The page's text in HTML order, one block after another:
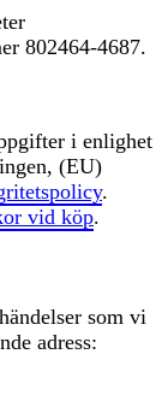
802464-4687.
i enlighet
(EU)
.
vid köp.
som vi
adress: